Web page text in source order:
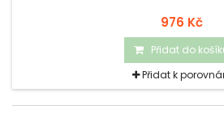
976 Kč
Přidat do
Přidat k